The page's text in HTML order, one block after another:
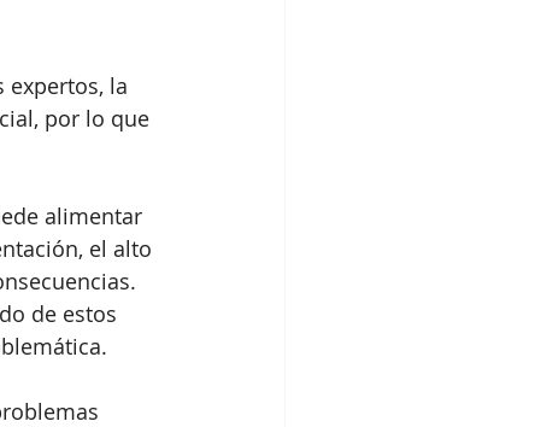
expertos, la
por lo que
alimentar
el alto
de estos